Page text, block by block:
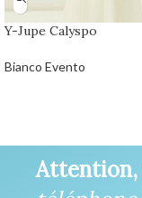
Y-Jupe Calyspo
Bianco Evento
Attention,